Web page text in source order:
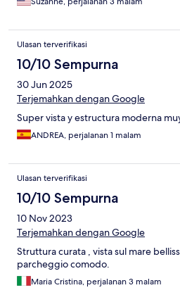
Ulasan terverifikasi
10/10 Sempurna
30 Jun 2025
Terjemahkan dengan Google
Super vista y estructura moderna
ANDREA, perjalanan 1 malam
Ulasan terverifikasi
10/10 Sempurna
10 Nov 2023
Terjemahkan dengan Google
Struttura curata , vista sul mare
parcheggio comodo.
Maria Cristina, perjalanan 3 malam